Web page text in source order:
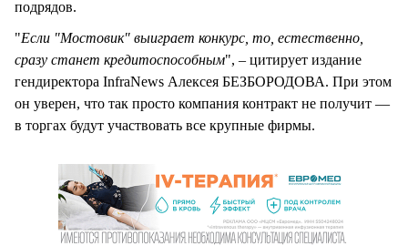
подрядов.
"Если "Мостовик" выиграет конкурс, то, естественно,
сразу станет кредитоспособным", – цитирует издание
гендиректора InfraNews Алексея БЕЗБОРОДОВА. При этом
он уверен, что так просто компания контракт не получит —
в торгах будут участвовать все крупные фирмы.